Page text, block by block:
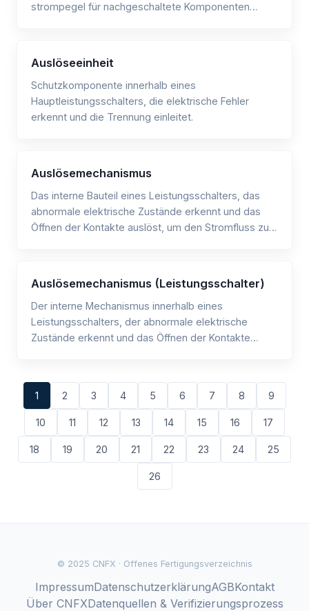
strompegel für nachgeschaltete Komponenten
Auslöseeinheit
Schutzkomponente innerhalb eines
Hauptleistungsschalters, die elektrische Fehler
erkennt und die Trennung einleitet.
Auslösemechanismus
Das interne Bauteil eines Leistungsschalters, das
abnormale elektrische Zustände erkennt und das
Öffnen der Kontakte auslöst, um den Stromfluss zu
Auslösemechanismus (Leistungsschalter)
Der interne Mechanismus innerhalb eines
Leistungsschalters, der abnormale elektrische
Zustände erkennt und das Öffnen der Kontakte
1 2 3 4 5 6 7 8 9
10 11 12 13 14 15 16 17
18 19 20 21 22 23 24 25
26
© 2025 CNFX · Offenes Fertigungsverzeichnis
ImpressumDatenschutzerklärungAGBKontakt
Über CNFXDatenquellen & Verifizierungsprozess